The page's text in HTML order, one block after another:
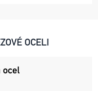
OCELI
ocel